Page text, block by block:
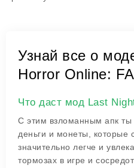
Узнай все о
Horror Online:
Что даст мод Last
С этим взломанным апк ты
деньги и монеты, которые
значительно легче и
тормозах в игре и